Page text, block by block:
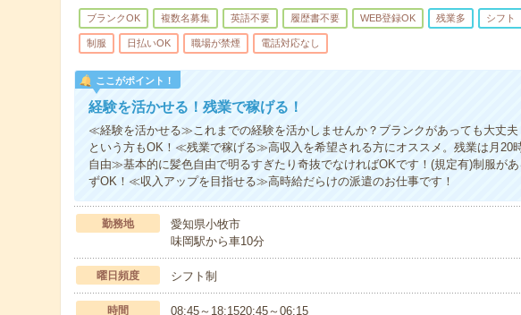
ブランクOK 複数名募集 英語不要 履歴書不要 WEB登録OK 残業多 シフト
制服 日払いOK 職場が禁煙 電話対応なし
ここがポイント！
経験を活かせる！残業で稼げる！
≪経験を活かせる≫これまでの経験を活かしませんか？ブランクがあっても大丈
という方もOK！≪残業で稼げる≫高収入を希望される方にオススメ。残業は月20
自由≫基本的に髪色自由で明るすぎたり奇抜でなければOKです！(規定有)制服が
ずOK！≪収入アップを目指せる≫高時給だらけの派遣のお仕事です！
勤務地
愛知県小牧市
味岡駅から車10分
曜日頻度 シフト制
時間 08:45～18:1520:45～06:15